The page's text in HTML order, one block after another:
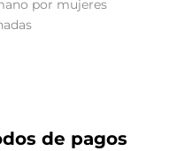
por mujeres
de pagos